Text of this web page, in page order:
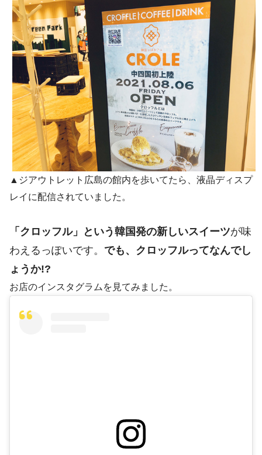
▲ジアウトレット広島の館内を歩いてたら、液晶ディスプ
レイに配信されていました。
「クロッフル」という韓国発の新しいスイーツが味
わえるっぽいです。 でも、クロッフルってなんでし
ょうか!?
お店のインスタグラムを見てみました。